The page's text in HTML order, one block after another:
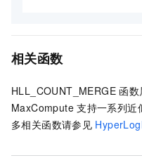
相关函数
HLL_COUNT_MERGE 函数
MaxCompute 支持一系列近
多相关函数请参见